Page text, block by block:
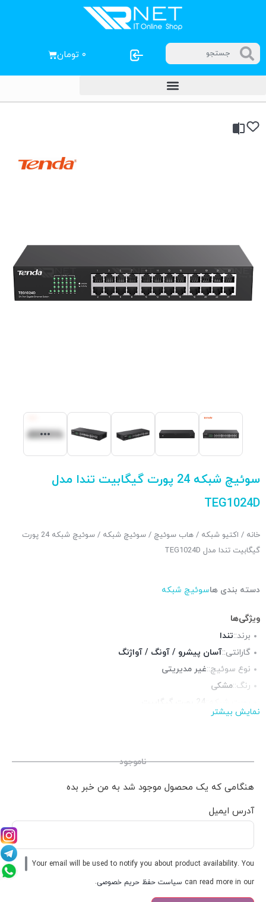
۰ تومان
سوئیچ شبکه 24 پورت گیگابیت تندا مدل
TEG1024D
خانه / اکتیو شبکه / هاب سوئیچ / سوئیچ شبکه
/ سوئیچ شبکه 24 پورت
گیگابیت تندا مدل TEG1024D
دسته بندی هاسوئیچ شبکه
ویژگی‌ها
برند::تندا
گارانتی::آسان پیشرو / آونگ / آواژنگ
نوع سوئیچ::غیر مدیریتی
رنگ::مشکی
24 پورت گیگابیت
پورت POE::
نمایش بیشتر
ناموجود
هنگامی که یک محصول موجود شد به من خبر بده
آدرس ایمیل
Your email will be used to notify you about product availability. You
can read more in our سیاست حفظ حریم خصوصی.